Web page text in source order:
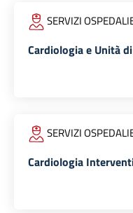
SERVIZI
Cardiologia e Unità
SERVIZI
Cardiologia